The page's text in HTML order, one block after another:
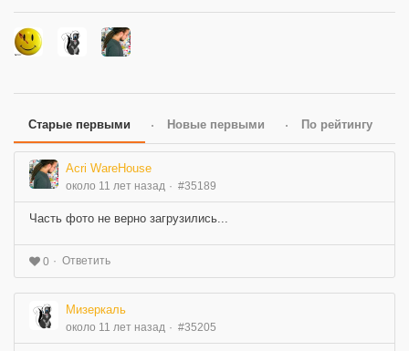
Старые первыми Новые первыми По рейтингу
Acri WareHouse
около 11 лет назад #35189
Часть фото не верно загрузились...
0 Ответить
Мизеркаль
около 11 лет назад #35205